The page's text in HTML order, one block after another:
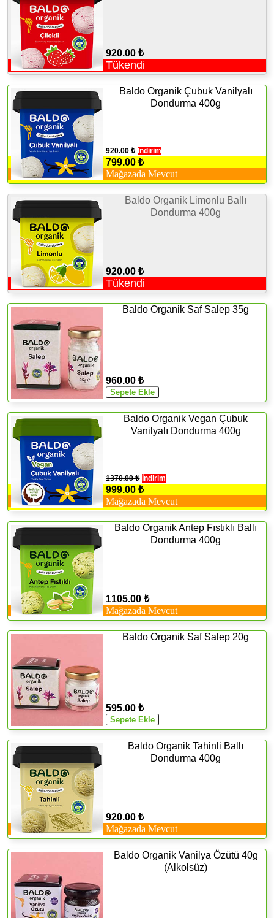
920.00 ₺
Tükendi
Baldo Organik Çubuk Vanilyalı
Dondurma 400g
920.00 ₺ İndirim
799.00 ₺
Mağazada Mevcut
Baldo Organik Limonlu Ballı
Dondurma 400g
920.00 ₺
Tükendi
Baldo Organik Saf Salep 35g
960.00 ₺
Baldo Organik Vegan Çubuk
Vanilyalı Dondurma 400g
1370.00 ₺ İndirim
999.00 ₺
Mağazada Mevcut
Baldo Organik Antep Fıstıklı Ballı
Dondurma 400g
1105.00 ₺
Mağazada Mevcut
Baldo Organik Saf Salep 20g
595.00 ₺
Baldo Organik Tahinli Ballı
Dondurma 400g
920.00 ₺
Mağazada Mevcut
Baldo Organik Vanilya Özütü 40g
(Alkolsüz)